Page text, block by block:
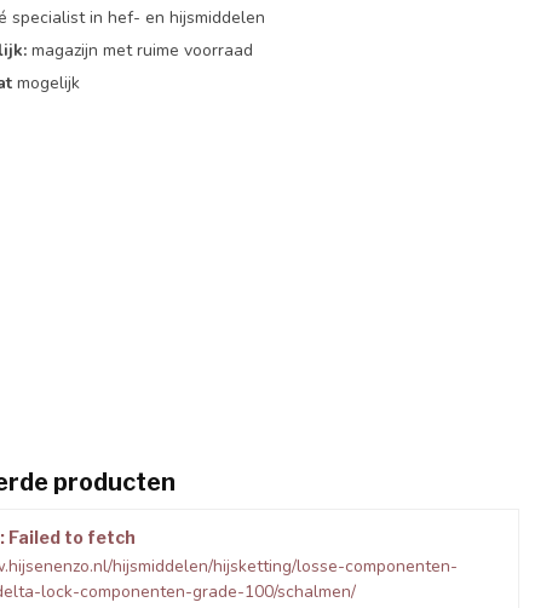
specialist in hef- en hijsmiddelen
magazijn met ruime voorraad
mogelijk
producten
Failed to fetch
hijsmiddelen/hijsketting/losse-componenten-
lock-componenten-grade-100/schalmen/